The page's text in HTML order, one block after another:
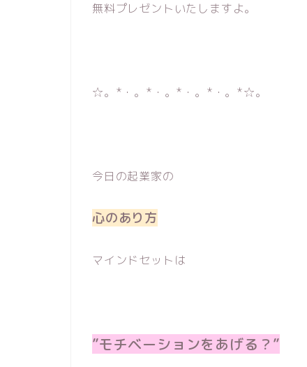
無料プレゼントいたしますよ。
☆。*・。*・。*・。*・。*☆。
今日の起業家の
心のあり方
マインドセットは
”モチベーションをあげる？”